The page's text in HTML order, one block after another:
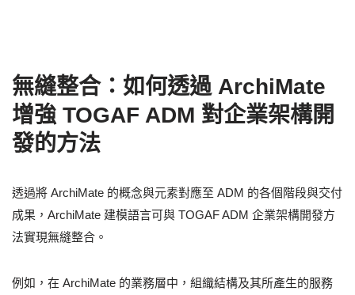
無縫整合：如何透過 ArchiMate
增強 TOGAF ADM 對企業架構開
發的方法
透過將 ArchiMate 的概念與元素對應至 ADM 的各個階段與交付
成果，ArchiMate 建模語言可與 TOGAF ADM 企業架構開發方
法實現無縫整合。
例如，在 ArchiMate 的業務層中，組織結構及其所產生的服務